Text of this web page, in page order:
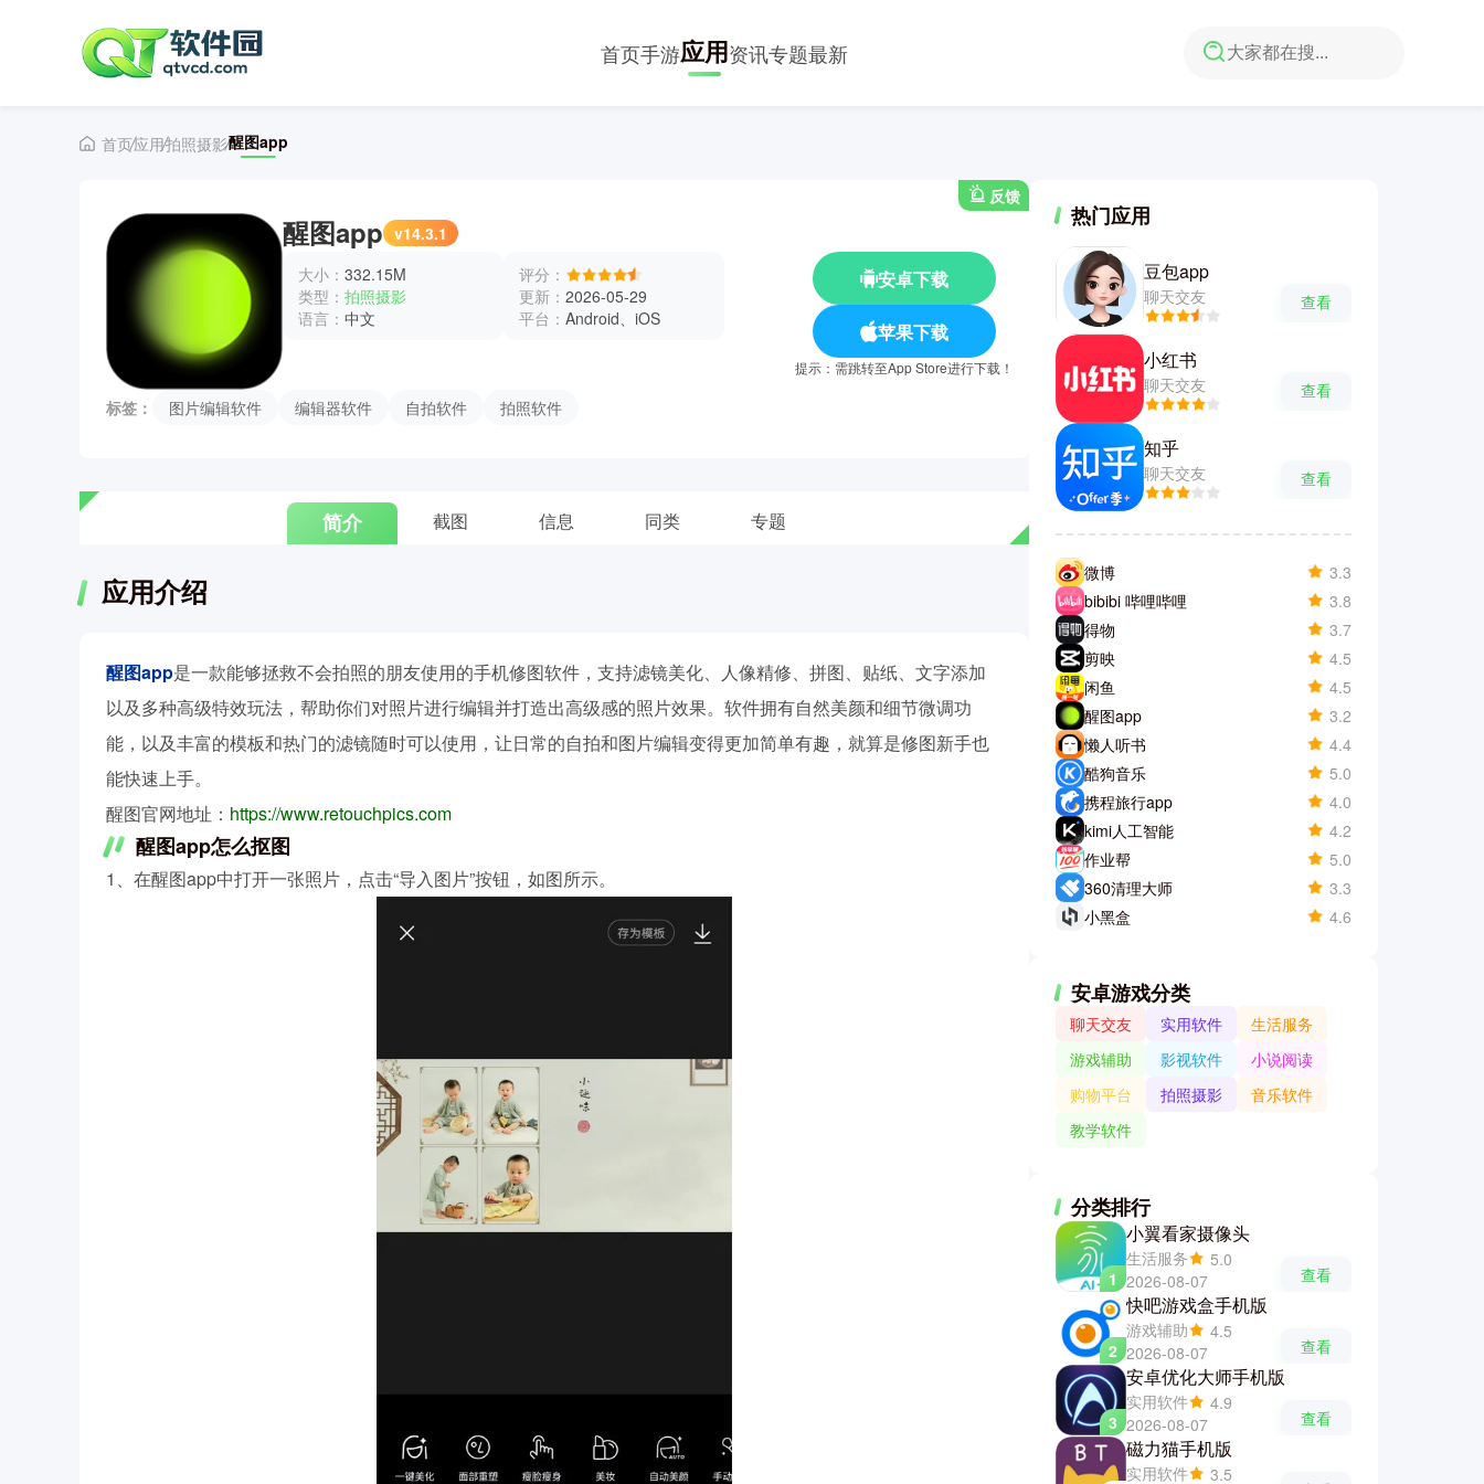
首页手游应用资讯专题最新
首页应用拍照摄影醒图app
反馈
醒图app v14.3.1
大小： 332.15M
类型： 拍照摄影
语言： 中文
评分：
更新： 2026-05-29
平台： Android、iOS
安卓下载
苹果下载
提示：需跳转至App Store进行下载！
标签： 图片编辑软件 编辑器软件 自拍软件 拍照软件
简介 截图 信息 同类 专题
应用介绍
醒图app是一款能够拯救不会拍照的朋友使用的手机修图软件，支持滤镜美化、人像精修、拼图、贴纸、文字添加
以及多种高级特效玩法，帮助你们对照片进行编辑并打造出高级感的照片效果。软件拥有自然美颜和细节微调功
能，以及丰富的模板和热门的滤镜随时可以使用，让日常的自拍和图片编辑变得更加简单有趣，就算是修图新手也
能快速上手。
醒图官网地址： https://www.retouchpics.com
醒图app怎么抠图
1、在醒图app中打开一张照片，点击“导入图片”按钮，如图所示。
热门应用
豆包app
聊天交友 查看
小红书
聊天交友 查看
知乎
聊天交友 查看
微博
3.3
bibibi 哔哩哔哩
3.8
得物
3.7
剪映
4.5
闲鱼
4.5
醒图app
3.2
懒人听书
4.4
酷狗音乐
5.0
携程旅行app
4.0
kimi人工智能
4.2
作业帮
5.0
360清理大师
3.3
小黑盒
4.6
安卓游戏分类
聊天交友 实用软件
生活服务
游戏辅助
影视软件
小说阅读
购物平台
拍照摄影
音乐软件
教学软件
分类排行
1
小翼看家摄像头
生活服务
5.0
2026-08-07
查看
2
快吧游戏盒手机版
游戏辅助
4.5
2026-08-07
查看
3
安卓优化大师手机版
实用软件
4.9
2026-08-07
查看
磁力猫手机版
实用软件 3.5